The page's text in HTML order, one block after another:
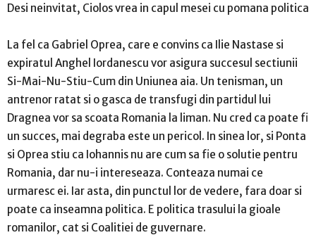
Desi neinvitat, Ciolos vrea in capul mesei cu pomana politica
La fel ca Gabriel Oprea, care e convins ca Ilie Nastase si
expiratul Anghel Iordanescu vor asigura succesul sectiunii
Si-Mai-Nu-Stiu-Cum din Uniunea aia. Un tenisman, un
antrenor ratat si o gasca de transfugi din partidul lui
Dragnea vor sa scoata Romania la liman. Nu cred ca poate fi
un succes, mai degraba este un pericol. In sinea lor, si Ponta
si Oprea stiu ca Iohannis nu are cum sa fie o solutie pentru
Romania, dar nu-i intereseaza. Conteaza numai ce
urmaresc ei. Iar asta, din punctul lor de vedere, fara doar si
poate ca inseamna politica. E politica trasului la gioale
romanilor, cat si Coalitiei de guvernare.